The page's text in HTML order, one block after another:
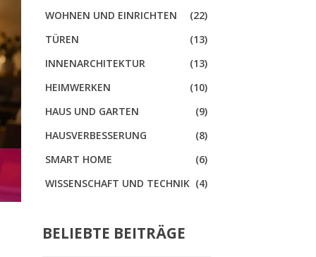
WOHNEN UND EINRICHTEN
(22)
TÜREN
(13)
INNENARCHITEKTUR
(13)
HEIMWERKEN
(10)
HAUS UND GARTEN
(9)
HAUSVERBESSERUNG
(8)
SMART HOME
(6)
WISSENSCHAFT UND TECHNIK (4)
BELIEBTE BEITRÄGE